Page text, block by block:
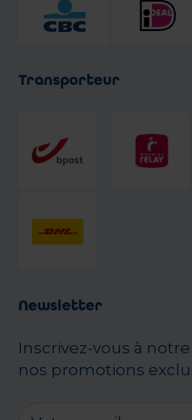
Transporteur
Newsletter
Inscrivez-vous à
nos promotions